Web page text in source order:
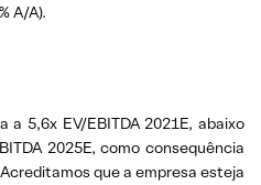
A/A).
a 5,6x EV/EBITDA 2021E, abaixo
2025E, como consequência
que a empresa esteja